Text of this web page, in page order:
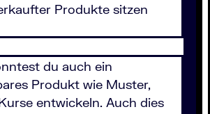
Produkte sitzen
du auch ein
Produkt wie Muster,
entwickeln. Auch dies